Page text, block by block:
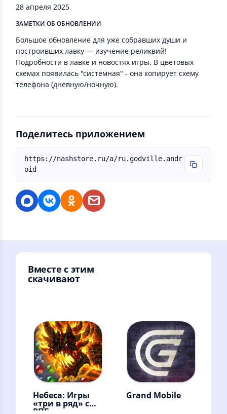
28 апреля 2025
ЗАМЕТКИ ОБ ОБНОВЛЕНИИ
Большое обновление для уже собравших души и
построивших лавку — изучение реликвий!
Подробности в лавке и новостях игры. В цветовых
схемах появилась "системная" - она копирует схему
телефона (дневную/ночную).
Поделитесь приложением
https://nashstore.ru/a/ru.godville.andr
oid
Вместе с этим
скачивают
Небеса: Игры
«три в ряд» с
РПГ
Grand Mobile